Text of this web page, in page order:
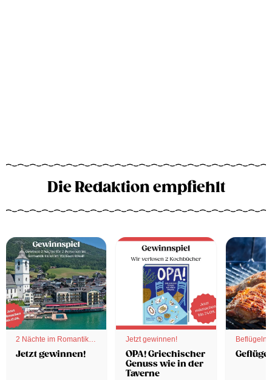
Die Redaktion empfiehlt
2 Nächte im Romantik
Hotel
Jetzt gewinnen!
Jetzt gewinnen!
OPA! Griechischer
Genuss wie in der
Taverne